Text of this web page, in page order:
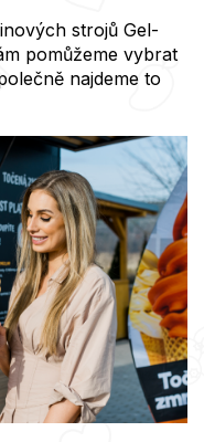
strojů Gel-
pomůžeme vybrat
najdeme to